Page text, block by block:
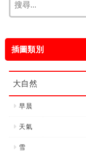
插圖類別
大自然
早晨
天氣
雪